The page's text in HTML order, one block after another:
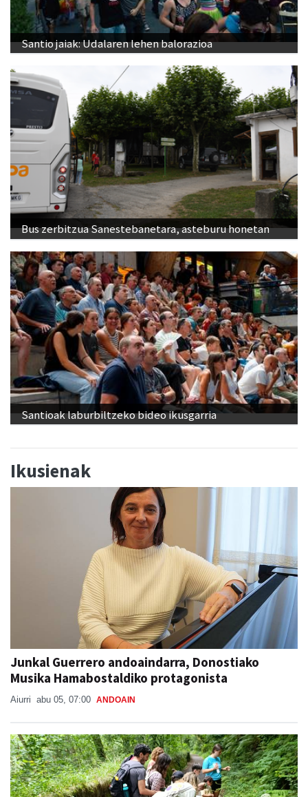
Santio jaiak: Udalaren lehen balorazioa
Bus zerbitzua Sanestebanetara, asteburu honetan
Santioak laburbiltzeko bideo ikusgarria
Ikusienak
Junkal Guerrero andoaindarra, Donostiako
Musika Hamabostaldiko protagonista
Aiurri abu 05, 07:00 ANDOAIN